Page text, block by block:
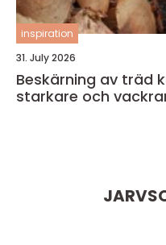
inspiration
31. July 2026
Beskärning av träd kunskap som ger
starkare och